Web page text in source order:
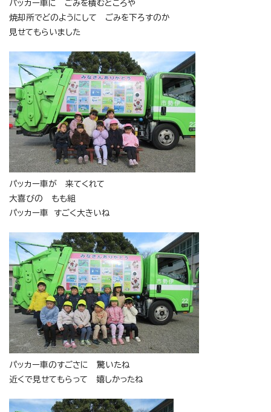
パッカー車に ごみを積むところや
焼却所でどのようにして ごみを下ろすのか
見せてもらいました
パッカー車が 来てくれて
大喜びの もも組
パッカー車 すごく大きいね
パッカー車のすごさに 驚いたね
近くで見せてもらって 嬉しかったね